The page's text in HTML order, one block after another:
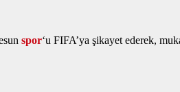
spor‘u FIFA’ya şikayet ederek,